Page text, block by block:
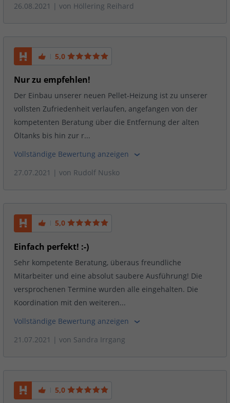
26.08.2021 | von Höllering Reihard
5,0
Nur zu empfehlen!
Der Einbau unserer neuen Pellet-Heizung ist zu unserer
vollsten Zufriedenheit verlaufen, angefangen von der
kompetenten Beratung über die Entfernung der alten
Öltanks bis hin zur r...
Vollständige Bewertung anzeigen
27.07.2021 | von Rudolf Nusko
5,0
Einfach perfekt! :-)
Sehr kompetente Beratung, überaus freundliche
Mitarbeiter und eine absolut saubere Ausführung! Die
versprochenen Termine wurden alle eingehalten. Die
Koordination mit den weiteren...
Vollständige Bewertung anzeigen
21.07.2021 | von Sandra Irrgang
5,0